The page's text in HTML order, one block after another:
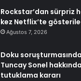
Rockstar’dan sürpriz
kez Netflix’te
Ağustos 7, 2026
Doku
Tuncay Sonel
tutuklama kararı